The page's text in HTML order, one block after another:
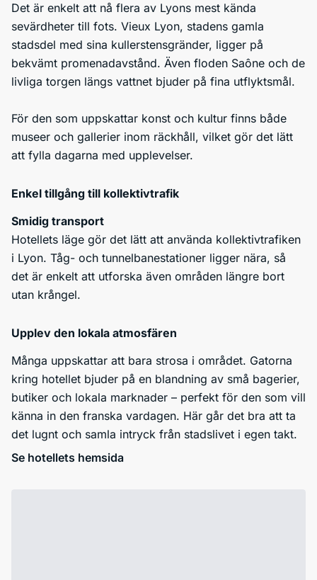
Det är enkelt att nå flera av Lyons mest kända
sevärdheter till fots. Vieux Lyon, stadens gamla
stadsdel med sina kullerstensgränder, ligger på
bekvämt promenadavstånd. Även floden Saône och de
livliga torgen längs vattnet bjuder på fina utflyktsmål.
För den som uppskattar konst och kultur finns både
museer och gallerier inom räckhåll, vilket gör det lätt
att fylla dagarna med upplevelser.
Enkel tillgång till kollektivtrafik
Smidig transport
Hotellets läge gör det lätt att använda kollektivtrafiken
i Lyon. Tåg- och tunnelbanestationer ligger nära, så
det är enkelt att utforska även områden längre bort
utan krångel.
Upplev den lokala atmosfären
Många uppskattar att bara strosa i området. Gatorna
kring hotellet bjuder på en blandning av små bagerier,
butiker och lokala marknader – perfekt för den som vill
känna in den franska vardagen. Här går det bra att ta
det lugnt och samla intryck från stadslivet i egen takt.
Se hotellets hemsida